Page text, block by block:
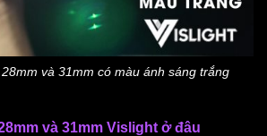
và 31mm có màu ánh sáng trắng
và 31mm Vislight ở đâu